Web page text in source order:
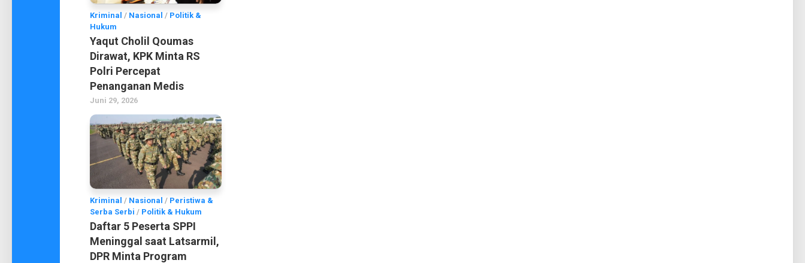
Kriminal / Nasional / Politik &
Hukum
Yaqut Cholil Qoumas
Dirawat, KPK Minta RS
Polri Percepat
Penanganan Medis
Juni 29, 2026
Kriminal / Nasional / Peristiwa &
Serba Serbi / Politik & Hukum
Daftar 5 Peserta SPPI
Meninggal saat Latsarmil,
DPR Minta Program